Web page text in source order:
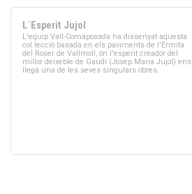
L´Esperit Jujol
L'equip Vall-Comaposada ha dissenyat aquesta
col.lecció basada en els paviments de l'Ermita
del Roser de Vallmoll, ón l'esperit creador del
millor deixeble de Gaudí (Josep Maria Jujol) ens
llegà una de les seves singulars obres.